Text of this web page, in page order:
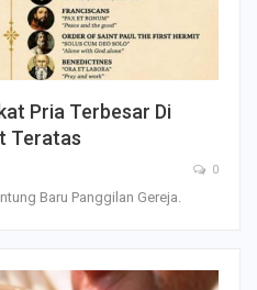
Pria Terbesar Di
Teratas
0
Baru Panggilan Gereja.